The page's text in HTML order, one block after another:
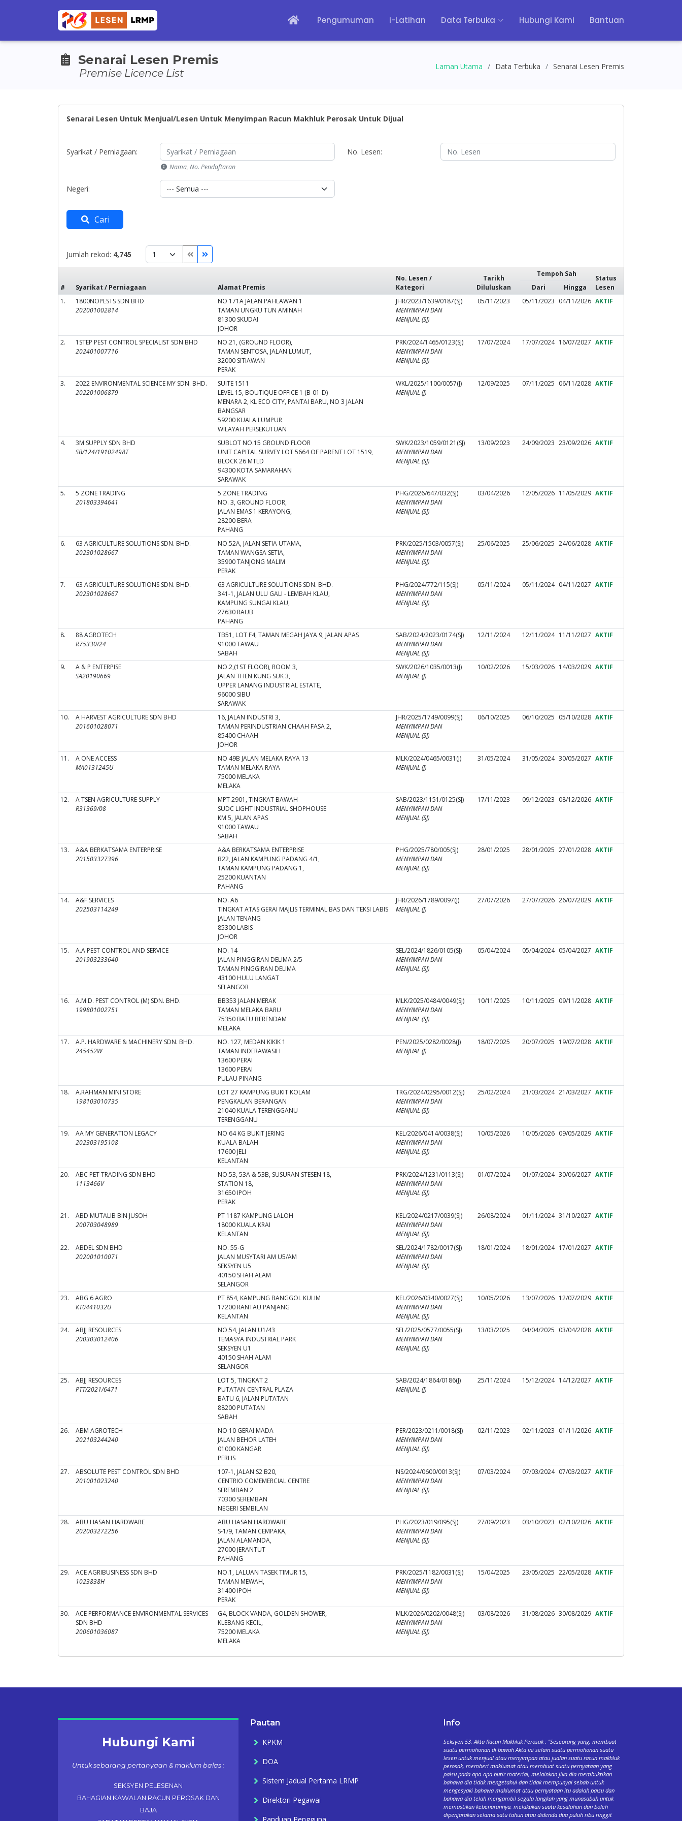
Pengumuman i-Latihan Data Terbuka Hubungi Kami Bantuan
Senarai Lesen Premis
Premise Licence List
Laman Utama Data Terbuka Senarai Lesen Premis
Senarai Lesen Untuk Menjual/Lesen Untuk Menyimpan Racun Makhluk Perosak Untuk Dijual
Syarikat / Perniagaan:
Nama, No. Pendaftaran
No. Lesen:
Negeri:
Cari
Jumlah rekod: 4,745
# Syarikat / Perniagaan Alamat Premis
No. Lesen /
Kategori
Tarikh
Diluluskan
Tempoh Sah
Status
Lesen
Dari
Hingga
1.
1800NOPESTS SDN BHD
202001002814
NO 171A JALAN PAHLAWAN 1
TAMAN UNGKU TUN AMINAH
81300 SKUDAI
JOHOR
JHR/2023/1639/0187(SJ)
MENYIMPAN DAN
MENJUAL (SJ)
05/11/2023 05/11/2023 04/11/2026 AKTIF
2.
1STEP PEST CONTROL SPECIALIST SDN BHD
202401007716
NO.21, (GROUND FLOOR),
TAMAN SENTOSA, JALAN LUMUT,
32000 SITIAWAN
PERAK
PRK/2024/1465/0123(SJ)
MENYIMPAN DAN
MENJUAL (SJ)
17/07/2024 17/07/2024 16/07/2027 AKTIF
3.
2022 ENVIRONMENTAL SCIENCE MY SDN. BHD.
202201006879
SUITE 1511
LEVEL 15, BOUTIQUE OFFICE 1 (B-01-D)
MENARA 2, KL ECO CITY, PANTAI BARU, NO 3 JALAN
BANGSAR
59200 KUALA LUMPUR
WILAYAH PERSEKUTUAN
WKL/2025/1100/0057(J)
MENJUAL (J)
12/09/2025 07/11/2025 06/11/2028 AKTIF
4.
3M SUPPLY SDN BHD
SB/124/19102498T
SUBLOT NO.15 GROUND FLOOR
UNIT CAPITAL SURVEY LOT 5664 OF PARENT LOT 1519,
BLOCK 26 MTLD
94300 KOTA SAMARAHAN
SARAWAK
SWK/2023/1059/0121(SJ)
MENYIMPAN DAN
MENJUAL (SJ)
13/09/2023 24/09/2023 23/09/2026 AKTIF
5.
5 ZONE TRADING
201803394641
5 ZONE TRADING
NO. 3, GROUND FLOOR,
JALAN EMAS 1 KERAYONG,
28200 BERA
PAHANG
PHG/2026/647/032(SJ)
MENYIMPAN DAN
MENJUAL (SJ)
03/04/2026 12/05/2026 11/05/2029 AKTIF
6.
63 AGRICULTURE SOLUTIONS SDN. BHD.
202301028667
NO.52A, JALAN SETIA UTAMA,
TAMAN WANGSA SETIA,
35900 TANJONG MALIM
PERAK
PRK/2025/1503/0057(SJ)
MENYIMPAN DAN
MENJUAL (SJ)
25/06/2025 25/06/2025 24/06/2028 AKTIF
7.
63 AGRICULTURE SOLUTIONS SDN. BHD.
202301028667
63 AGRICULTURE SOLUTIONS SDN. BHD.
341-1, JALAN ULU GALI - LEMBAH KLAU,
KAMPUNG SUNGAI KLAU,
27630 RAUB
PAHANG
PHG/2024/772/115(SJ)
MENYIMPAN DAN
MENJUAL (SJ)
05/11/2024 05/11/2024 04/11/2027 AKTIF
8.
88 AGROTECH
R75330/24
TB51, LOT F4, TAMAN MEGAH JAYA 9, JALAN APAS
91000 TAWAU
SABAH
SAB/2024/2023/0174(SJ)
MENYIMPAN DAN
MENJUAL (SJ)
12/11/2024 12/11/2024 11/11/2027 AKTIF
9.
A & P ENTERPISE
SA20190669
NO.2,(1ST FLOOR), ROOM 3,
JALAN THEN KUNG SUK 3,
UPPER LANANG INDUSTRIAL ESTATE,
96000 SIBU
SARAWAK
SWK/2026/1035/0013(J)
MENJUAL (J)
10/02/2026 15/03/2026 14/03/2029 AKTIF
10.
A HARVEST AGRICULTURE SDN BHD
201601028071
16, JALAN INDUSTRI 3,
TAMAN PERINDUSTRIAN CHAAH FASA 2,
85400 CHAAH
JOHOR
JHR/2025/1749/0099(SJ)
MENYIMPAN DAN
MENJUAL (SJ)
06/10/2025 06/10/2025 05/10/2028 AKTIF
11.
A ONE ACCESS
MA0131245U
NO 49B JALAN MELAKA RAYA 13
TAMAN MELAKA RAYA
75000 MELAKA
MELAKA
MLK/2024/0465/0031(J)
MENJUAL (J)
31/05/2024 31/05/2024 30/05/2027 AKTIF
12.
A TSEN AGRICULTURE SUPPLY
R31369/08
MPT 2901, TINGKAT BAWAH
SUDC LIGHT INDUSTRIAL SHOPHOUSE
KM 5, JALAN APAS
91000 TAWAU
SABAH
SAB/2023/1151/0125(SJ)
MENYIMPAN DAN
MENJUAL (SJ)
17/11/2023 09/12/2023 08/12/2026 AKTIF
13.
A&A BERKATSAMA ENTERPRISE
201503327396
A&A BERKATSAMA ENTERPRISE
B22, JALAN KAMPUNG PADANG 4/1,
TAMAN KAMPUNG PADANG 1,
25200 KUANTAN
PAHANG
PHG/2025/780/005(SJ)
MENYIMPAN DAN
MENJUAL (SJ)
28/01/2025 28/01/2025 27/01/2028 AKTIF
14.
A&F SERVICES
202503114249
NO. A6
TINGKAT ATAS GERAI MAJLIS TERMINAL BAS DAN TEKSI LABIS
JALAN TENANG
85300 LABIS
JOHOR
JHR/2026/1789/0097(J)
MENJUAL (J)
27/07/2026 27/07/2026 26/07/2029 AKTIF
15.
A.A PEST CONTROL AND SERVICE
201903233640
NO. 14
JALAN PINGGIRAN DELIMA 2/5
TAMAN PINGGIRAN DELIMA
43100 HULU LANGAT
SELANGOR
SEL/2024/1826/0105(SJ)
MENYIMPAN DAN
MENJUAL (SJ)
05/04/2024 05/04/2024 05/04/2027 AKTIF
16.
A.M.D. PEST CONTROL (M) SDN. BHD.
199801002751
BB353 JALAN MERAK
TAMAN MELAKA BARU
75350 BATU BERENDAM
MELAKA
MLK/2025/0484/0049(SJ)
MENYIMPAN DAN
MENJUAL (SJ)
10/11/2025 10/11/2025 09/11/2028 AKTIF
17.
A.P. HARDWARE & MACHINERY SDN. BHD.
245452W
NO. 127, MEDAN KIKIK 1
TAMAN INDERAWASIH
13600 PERAI
13600 PERAI
PULAU PINANG
PEN/2025/0282/0028(J)
MENJUAL (J)
18/07/2025 20/07/2025 19/07/2028 AKTIF
18.
A.RAHMAN MINI STORE
198103010735
LOT 27 KAMPUNG BUKIT KOLAM
PENGKALAN BERANGAN
21040 KUALA TERENGGANU
TERENGGANU
TRG/2024/0295/0012(SJ)
MENYIMPAN DAN
MENJUAL (SJ)
25/02/2024 21/03/2024 21/03/2027 AKTIF
19.
AA MY GENERATION LEGACY
202303195108
NO 64 KG BUKIT JERING
KUALA BALAH
17600 JELI
KELANTAN
KEL/2026/0414/0038(SJ)
MENYIMPAN DAN
MENJUAL (SJ)
10/05/2026 10/05/2026 09/05/2029 AKTIF
20.
ABC PET TRADING SDN BHD
1113466V
NO.53, 53A & 53B, SUSURAN STESEN 18,
STATION 18,
31650 IPOH
PERAK
PRK/2024/1231/0113(SJ)
MENYIMPAN DAN
MENJUAL (SJ)
01/07/2024 01/07/2024 30/06/2027 AKTIF
21.
ABD MUTALIB BIN JUSOH
200703048989
PT 1187 KAMPUNG LALOH
18000 KUALA KRAI
KELANTAN
KEL/2024/0217/0039(SJ)
MENYIMPAN DAN
MENJUAL (SJ)
26/08/2024 01/11/2024 31/10/2027 AKTIF
22.
ABDEL SDN BHD
202001010071
NO. 55-G
JALAN MUSYTARI AM U5/AM
SEKSYEN U5
40150 SHAH ALAM
SELANGOR
SEL/2024/1782/0017(SJ)
MENYIMPAN DAN
MENJUAL (SJ)
18/01/2024 18/01/2024 17/01/2027 AKTIF
23.
ABG 6 AGRO
KT0441032U
PT 854, KAMPUNG BANGGOL KULIM
17200 RANTAU PANJANG
KELANTAN
KEL/2026/0340/0027(SJ)
MENYIMPAN DAN
MENJUAL (SJ)
10/05/2026 13/07/2026 12/07/2029 AKTIF
24.
ABJJ RESOURCES
200303012406
NO.54, JALAN U1/43
TEMASYA INDUSTRIAL PARK
SEKSYEN U1
40150 SHAH ALAM
SELANGOR
SEL/2025/0577/0055(SJ)
MENYIMPAN DAN
MENJUAL (SJ)
13/03/2025 04/04/2025 03/04/2028 AKTIF
25.
ABJJ RESOURCES
PTT/2021/6471
LOT 5, TINGKAT 2
PUTATAN CENTRAL PLAZA
BATU 6, JALAN PUTATAN
88200 PUTATAN
SABAH
SAB/2024/1864/0186(J)
MENJUAL (J)
25/11/2024 15/12/2024 14/12/2027 AKTIF
26.
ABM AGROTECH
202103244240
NO 10 GERAI MADA
JALAN BEHOR LATEH
01000 KANGAR
PERLIS
PER/2023/0211/0018(SJ)
MENYIMPAN DAN
MENJUAL (SJ)
02/11/2023 02/11/2023 01/11/2026 AKTIF
27.
ABSOLUTE PEST CONTROL SDN BHD
201001023240
107-1, JALAN S2 B20,
CENTRIO COMEMERCIAL CENTRE
SEREMBAN 2
70300 SEREMBAN
NEGERI SEMBILAN
NS/2024/0600/0013(SJ)
MENYIMPAN DAN
MENJUAL (SJ)
07/03/2024 07/03/2024 07/03/2027 AKTIF
28.
ABU HASAN HARDWARE
202003272256
ABU HASAN HARDWARE
S-1/9, TAMAN CEMPAKA,
JALAN ALAMANDA,
27000 JERANTUT
PAHANG
PHG/2023/019/095(SJ)
MENYIMPAN DAN
MENJUAL (SJ)
27/09/2023 03/10/2023 02/10/2026 AKTIF
29.
ACE AGRIBUSINESS SDN BHD
1023838H
NO.1, LALUAN TASEK TIMUR 15,
TAMAN MEWAH,
31400 IPOH
PERAK
PRK/2025/1182/0031(SJ)
MENYIMPAN DAN
MENJUAL (SJ)
15/04/2025 23/05/2025 22/05/2028 AKTIF
30.
ACE PERFORMANCE ENVIRONMENTAL SERVICES
SDN BHD
200601036087
G4, BLOCK VANDA, GOLDEN SHOWER,
KLEBANG KECIL,
75200 MELAKA
MELAKA
MLK/2026/0202/0048(SJ)
MENYIMPAN DAN
MENJUAL (SJ)
03/08/2026 31/08/2026 30/08/2029 AKTIF
Hubungi Kami
Untuk sebarang pertanyaan & maklum balas :
SEKSYEN PELESENAN
BAHAGIAN KAWALAN RACUN PEROSAK DAN
BAJA
Pautan
KPKM
DOA
Sistem Jadual Pertama LRMP
Direktori Pegawai
Info
Seksyen 53, Akta Racun Makhluk Perosak : "Seseorang yang, membuat
suatu permohonan di bawah Akta ini selain suatu permohonan suatu
lesen untuk menjual atau menyimpan atau jualan suatu racun makhluk
perosak, memberi maklumat atau membuat suatu pernyataan yang
palsu pada apa-apa butir material, melainkan jika dia membuktikan
bahawa dia tidak mengetahui dan tidak mempunyai sebab untuk
mengesyaki bahawa maklumat atau pernyataan itu adalah palsu dan
bahawa dia telah mengambil segala langkah yang munasabah untuk
memastikan kebenarannya, melakukan suatu kesalahan dan boleh
dipenjarakan selama satu tahun atau didenda dua puluh ribu ringgit